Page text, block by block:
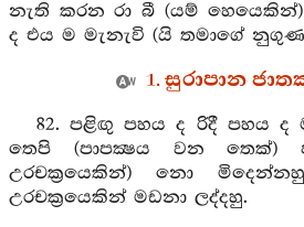
නැති කරන රා බී (යම්
ද එය ම මැනැවි (යි තමාගේ
1. සුරාපාන
82. පළිඟු පහය ද රිදී පහය
තෙපි (පාපක්‍ෂය වන තෙක්)
උරචක්‍රයෙකින්) නො
උරචක්‍රයෙකින් මඩනා ලද්දහු.